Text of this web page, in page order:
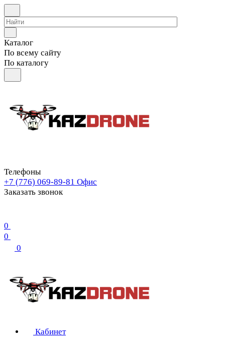
Каталог
По всему сайту
По каталогу
Телефоны
+7 (776) 069-89-81 Офис
Заказать звонок
0
0
0
Кабинет